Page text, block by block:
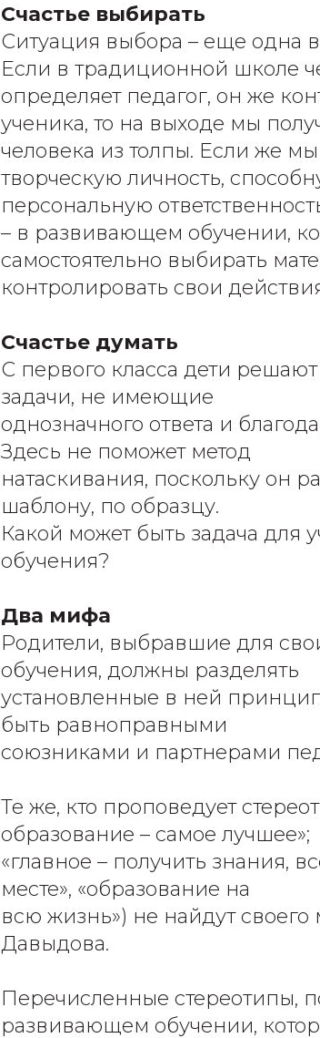
Счастье выбирать
Ситуация выбора – еще одна
Если в традиционной школе
определяет педагог, он же
ученика, то на выходе мы
человека из толпы. Если же
творческую личность,
персональную
– в развивающем обучении,
самостоятельно выбирать
контролировать свои
Счастье думать
С первого класса дети
задачи, не имеющие
однозначного ответа и
Здесь не поможет метод
натаскивания, поскольку он
шаблону, по образцу.
Какой может быть задача для
обучения?
Два мифа
Родители, выбравшие для
обучения, должны разделять
установленные в ней
быть равноправными
союзниками и партнерами
Те же, кто проповедует
образование – самое лучшее»;
«главное – получить знания,
месте», «образование на
всю жизнь») не найдут
Давыдова.
Перечисленные стереотипы,
развивающем обучении,